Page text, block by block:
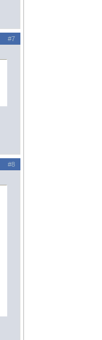
#7
#8